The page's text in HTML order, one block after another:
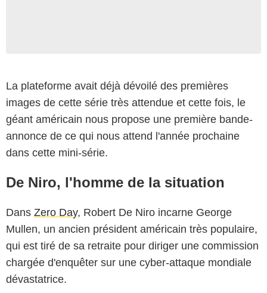
La plateforme avait déjà dévoilé des premières
images de cette série très attendue et cette fois, le
géant américain nous propose une première bande-
annonce de ce qui nous attend l'année prochaine
dans cette mini-série.
De Niro, l'homme de la situation
Dans Zero Day, Robert De Niro incarne George
Mullen, un ancien président américain très populaire,
qui est tiré de sa retraite pour diriger une commission
chargée d'enquêter sur une cyber-attaque mondiale
dévastatrice.